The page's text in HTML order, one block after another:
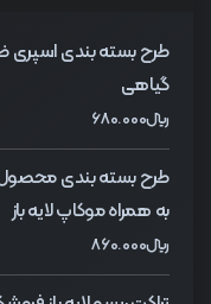
طرح بسته بندی
گیاهی
﷼680.000
طرح بسته بندی محصول
به همراه موکاپ لایه باز
﷼860.000